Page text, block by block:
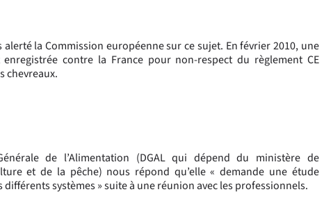
alerté la Commission européenne sur ce sujet. En février 2010, une
contre la France pour non-respect du règlement CE
chevreaux.
de l’Alimentation (DGAL qui dépend du ministère de
et de la pêche) nous répond qu’elle « demande une étude
systèmes » suite à une réunion avec les professionnels.